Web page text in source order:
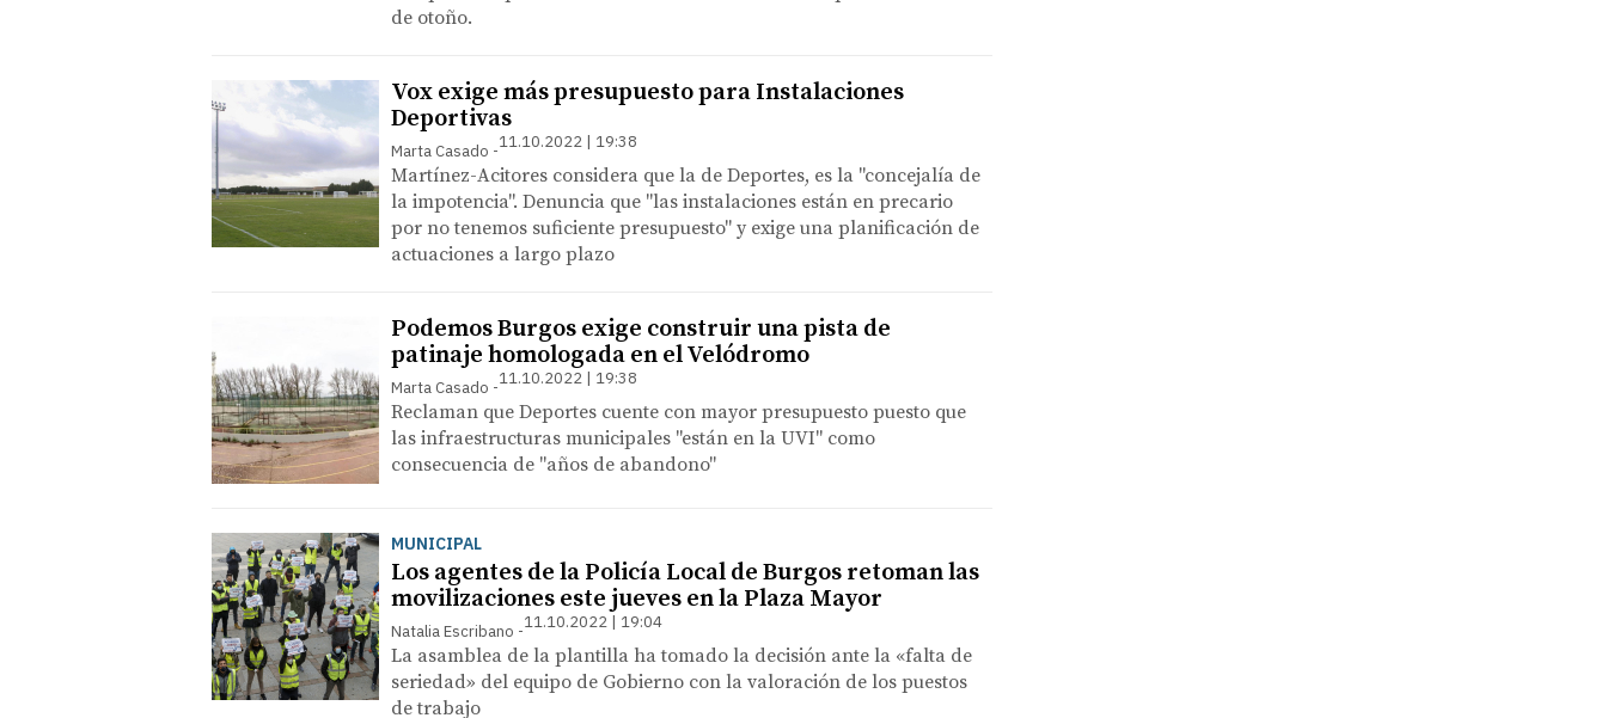
de otoño.
Vox exige más presupuesto para Instalaciones
Deportivas
Marta Casado 11.10.2022 | 19:38
Martínez-Acitores considera que la de Deportes, es la "concejalía de
la impotencia". Denuncia que "las instalaciones están en precario
por no tenemos suficiente presupuesto" y exige una planificación de
actuaciones a largo plazo
Podemos Burgos exige construir una pista de
patinaje homologada en el Velódromo
Marta Casado 11.10.2022 | 19:38
Reclaman que Deportes cuente con mayor presupuesto puesto que
las infraestructuras municipales "están en la UVI" como
consecuencia de "años de abandono"
MUNICIPAL
Los agentes de la Policía Local de Burgos retoman las
movilizaciones este jueves en la Plaza Mayor
Natalia Escribano 11.10.2022 | 19:04
La asamblea de la plantilla ha tomado la decisión ante la «falta de
seriedad» del equipo de Gobierno con la valoración de los puestos
de trabajo